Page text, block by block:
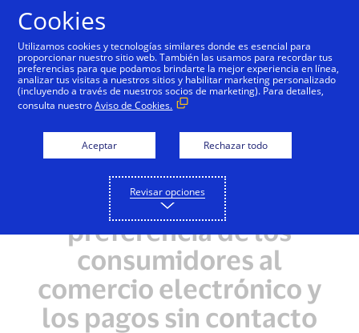
NOTAS DE PRENSA
Datos de Visa muestran
aceleración digital en
América Latina y el
Caribe por la nueva
preferencia de los
consumidores al
comercio electrónico y
los pagos sin contacto
Cookies
Utilizamos cookies y tecnologías similares donde es esencial para
proporcionar nuestro sitio web. También las usamos para recordar tus
preferencias para que podamos brindarte la mejor experiencia en línea,
analizar tus visitas a nuestros sitios y habilitar marketing personalizado
(incluyendo a través de nuestros socios de marketing). Para detalles,
consulta nuestroAviso de Cookies.
Aceptar Rechazar todo
Revisar opciones